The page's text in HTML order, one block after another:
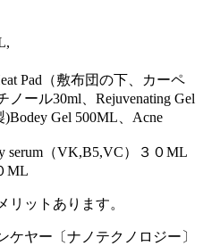
Pad（敷布団の下、カーペ
ール30ml、Rejuvenating Gel
Gel 500ML、Acne
（VK,B5,VC）３０ML
ML
リットあります。
ヤー〔ナノテクノロジー〕